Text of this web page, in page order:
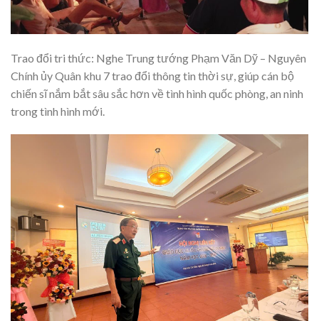
Trao đổi tri thức: Nghe Trung tướng Phạm Văn Dỹ – Nguyên
Chính ủy Quân khu 7 trao đổi thông tin thời sự, giúp cán bộ
chiến sĩ nắm bắt sâu sắc hơn về tình hình quốc phòng, an ninh
trong tình hình mới.